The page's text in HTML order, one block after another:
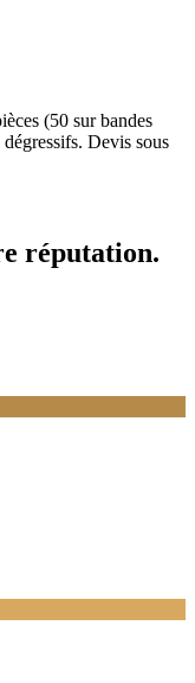
(50 sur bandes
Devis sous
réputation.